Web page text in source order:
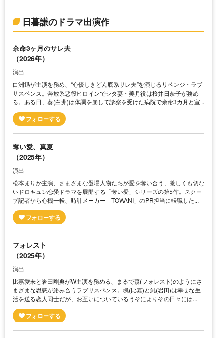
日暮謙のドラマ出演作
余命3ヶ月のサレ夫
（2026年）
演出
白洲迅が主演を務め、“心優しきどん底系サレ夫”を演じるリベンジ・ラブ
サスペンス。奔放系悪役ヒロインでシタ妻・美月役は桜井日奈子が務め
る。ある日、葵(白洲)は体調を崩して診察を受けた病院で余命3カ月と宣...
奪い愛、真夏
（2025年）
演出
松本まりか主演、さまざまな登場人物たちが愛を奪い合う、激しくも切な
いドロキュン恋愛ドラマを展開する「奪い愛」シリーズの第5作。スクー
プ記者から心機一転、時計メーカー「TOWANI」のPR担当に転職した...
フォレスト
（2025年）
演出
比嘉愛未と岩田剛典がW主演を務める、まるで森(フォレスト)のようにさ
まざまな思惑が絡み合うラブサスペンス。楓(比嘉)と純(岩田)は幸せな生
活を送る恋人同士だが、お互いについているうそによりその日々には...